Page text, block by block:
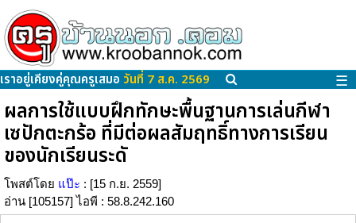
เราอยู่เคียงคู่คุณครูเสมอ วันที่ 7 ส.ค. 2569 ☰
ผลการใช้แบบฝึกทักษะพื้นฐานการเล่นกีฬา
เซปักตะกร้อ ที่มีต่อผลสัมฤทธิ์ทางการเรียน
ของนักเรียนระดั
โพสต์โดย แป๊ะ : [15 ก.ย. 2559]
อ่าน [105157] ไอพี : 58.8.242.160